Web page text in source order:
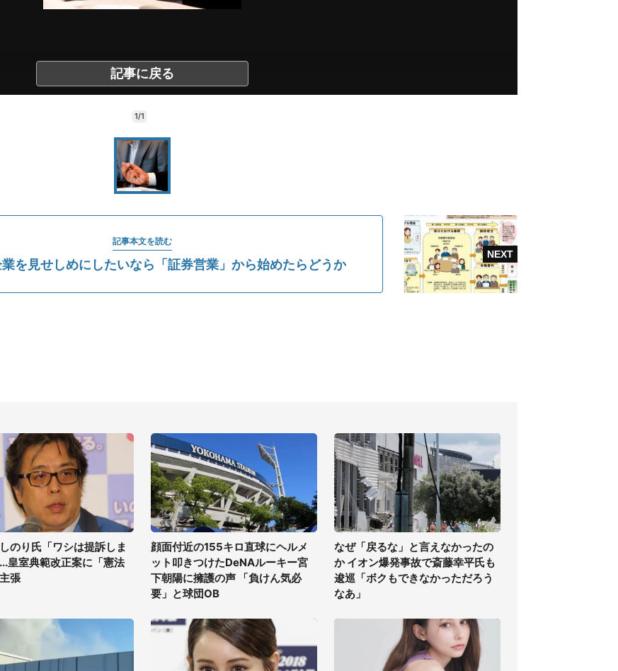
記事に戻る
1/1
記事本文を読む
を見せしめにしたいなら「証券営業」から始めたらどうか
のり氏「ワシは提訴しま
皇室典範改正案に「憲法
張
顔面付近の155キロ直球にヘルメ
ット叩きつけたDeNAルーキー宮
下朝陽に擁護の声 「負けん気必
要」と球団OB
なぜ「戻るな」と言えなかったの
か イオン爆発事故で斎藤幸平氏も
逡巡「ボクもできなかっただろう
なあ」